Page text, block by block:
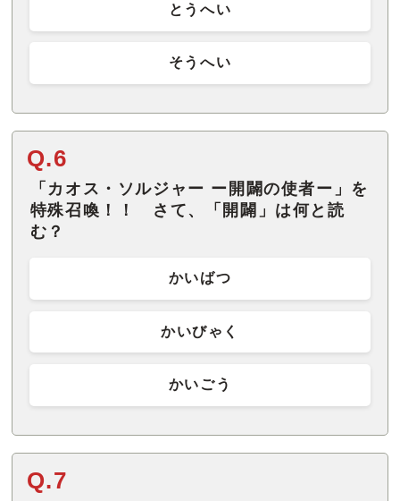
とうへい
そうへい
Q.6
「カオス・ソルジャー ー開闢の使者ー」を
特殊召喚！！ さて、「開闢」は何と読
む？
かいばつ
かいびゃく
かいごう
Q.7